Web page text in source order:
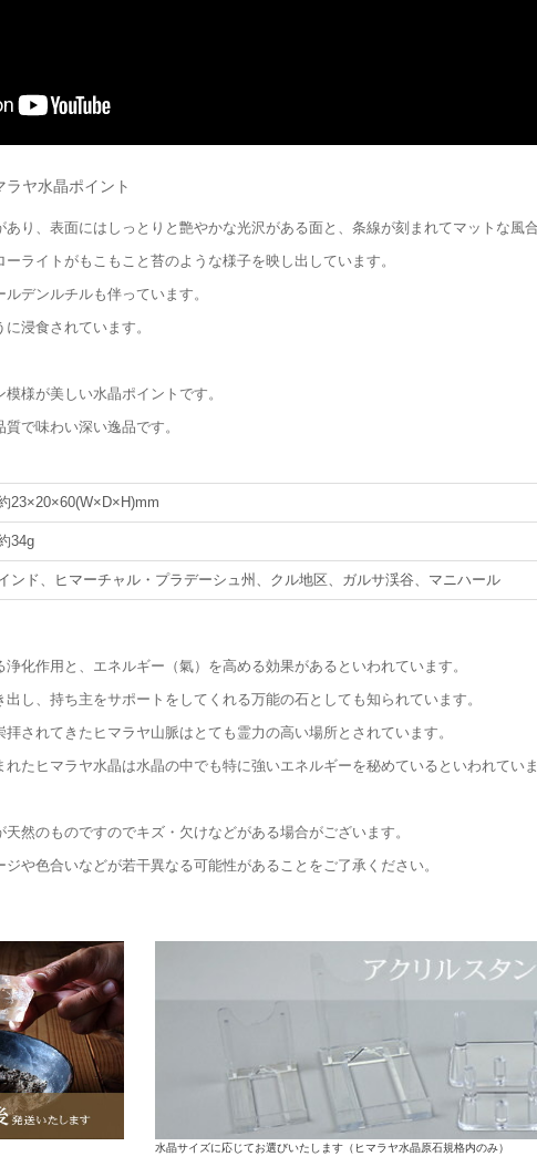
ヤ水晶ポイント
り、表面にはしっとりと艶やかな光沢がある面と、条線が刻まれてマットな風
ライトがもこもこと苔のような様子を映し出しています。
デンルチルも伴っています。
浸食されています。
様が美しい水晶ポイントです。
で味わい深い逸品です。
23×20×60(W×D×H)mm
34g
ンド、ヒマーチャル・プラデーシュ州、クル地区、ガルサ渓谷、マニハール
化作用と、エネルギー（氣）を高める効果があるといわれています。
し、持ち主をサポートをしてくれる万能の石としても知られています。
されてきたヒマラヤ山脈はとても霊力の高い場所とされています。
たヒマラヤ水晶は水晶の中でも特に強いエネルギーを秘めているといわれていま
然のものですのでキズ・欠けなどがある場合がございます。
や色合いなどが若干異なる可能性があることをご了承ください。
水晶サイズに応じてお選びいたします（ヒマラヤ水晶原石規格内のみ）